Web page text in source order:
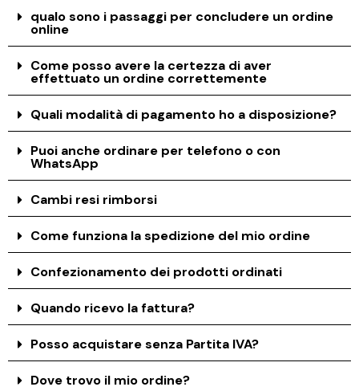
qualo sono i passaggi per concludere un ordine
online
Come posso avere la certezza di aver
effettuato un ordine correttemente
Quali modalità di pagamento ho a disposizione?
Puoi anche ordinare per telefono o con
WhatsApp
Cambi resi rimborsi
Come funziona la spedizione del mio ordine
Confezionamento dei prodotti ordinati
Quando ricevo la fattura?
Posso acquistare senza Partita IVA?
Dove trovo il mio ordine?